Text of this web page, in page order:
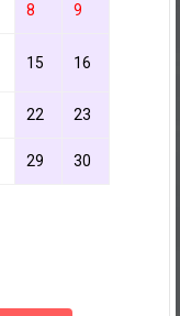
8 9
15 16
22 23
29 30